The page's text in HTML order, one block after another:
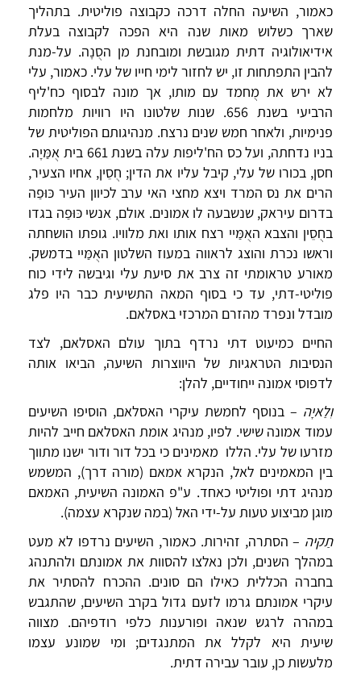
כאמור, השיעה החלה דרכה כקבוצה פוליטית. בתהליך
שארך כשלוש מאות שנה היא הפכה לקבוצה בעלת
אידיאולוגיה דתית מגובשת ומובחנת מן הסֻנָה. על-מנת
להבין התפתחות זו, יש לחזור לימי חייו של עלי. כאמור, עלי
לא ירש את מֻחמד עם מותו, אך מונה לבסוף כח'ליף
הרביעי בשנת 656. שנות שלטונו היו רוויות מלחמות
פנימיות, ולאחר חמש שנים נרצח. מנהיגותם הפוליטית של
בניו נדחתה, ועל כס הח'ליפות עלה בשנת 661 בית אֻמַּיָה.
חסן, בכורו של עלי, קיבל עליו את הדין; חֻסֵין, אחיו הצעיר,
הרים את נס המרד ויצא מחצי האי ערב לכיוון העיר כּוּפַה
בדרום עיראק, שנשבעה לו אמונים. אולם, אנשי כּוּפַה בגדו
בחֻסֵין והצבא האֻמַּיי רצח אותו ואת מלוויו. גופתו הושחתה
וראשו נכרת והוצג לראווה במעוז השלטון האֻמַּיי בדמשק.
מאורע טראומתי זה צרב את סיעת עלי וגיבשה לידי כוח
פוליטי-דתי, עד כי בסוף המאה התשיעית כבר היו פלג
מובדל ונפרד מהזרם המרכזי באסלאם.
החיים כמיעוט דתי נרדף בתוך עולם האסלאם, לצד
הנסיבות הטראגיות של היווצרות השיעה, הביאו אותה
לדפוסי אמונה ייחודיים, להלן:
וִלַאיָה – בנוסף לחמשת עיקרי האסלאם, הוסיפו השיעים
עמוד אמונה שישי. לפיו, מנהיג אומת האסלאם חייב להיות
מזרעו של עלי. הללו מאמינים כי בכל דור ודור ישנו מתווך
בין המאמינים לאל, הנקרא אמאם (מורה דרך), המשמש
מנהיג דתי ופוליטי כאחד. ע"פ האמונה השיעית, האמאם
מוגן מביצוע טעות על-ידי האל (במה שנקרא עצמה).
תַקיה – הסתרה, זהירות. כאמור, השיעים נרדפו לא מעט
במהלך השנים, ולכן נאלצו להסוות את אמונתם ולהתנהג
בחברה הכללית כאילו הם סונים. ההכרח להסתיר את
עיקרי אמונתם גרמו לזעם גדול בקרב השיעים, שהתגבש
במהרה לרגש שנאה ופורענות כלפי רודפיהם. מצווה
שיעית היא לקלל את המתנגדים; ומי שמונע עצמו
מלעשות כן, עובר עבירה דתית.